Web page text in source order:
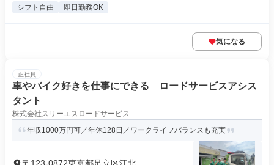
シフト自由 即日勤務OK
気になる
正社員
車やバイク好きを仕事にできる ロードサービスアシス
タント
株式会社スリーエスロードサービス
年収1000万円可／年休128日／ワークライフバランスも充実